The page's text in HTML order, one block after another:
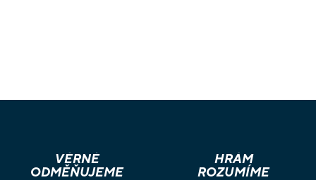
VĚRNÉ
ODMĚŇUJEME
HRÁM
ROZUMÍME